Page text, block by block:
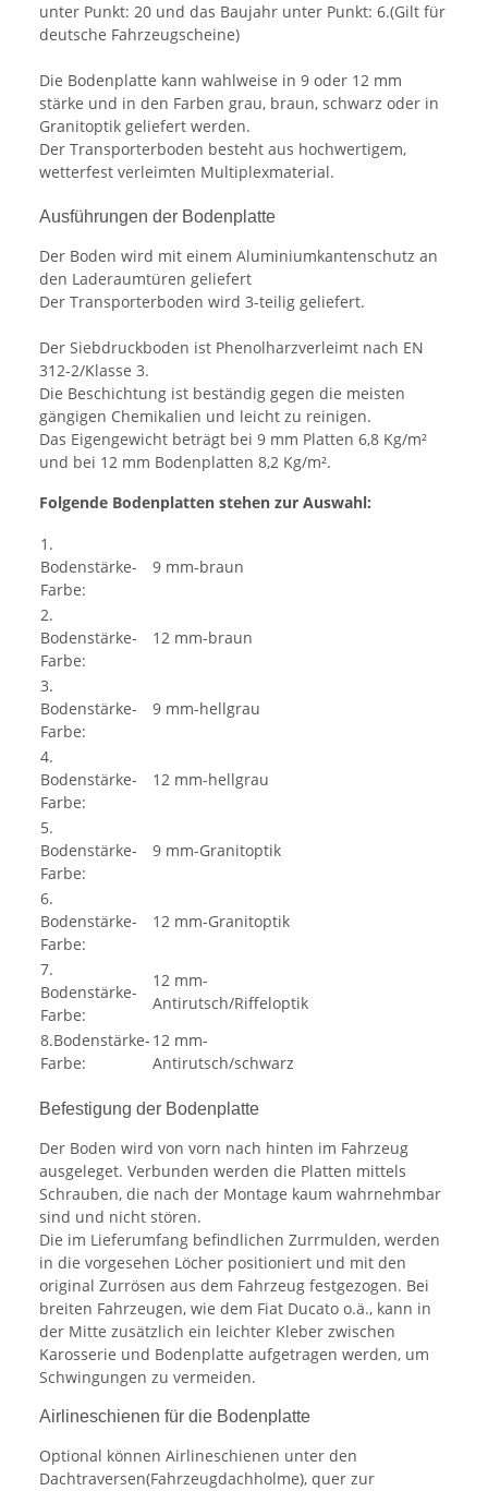
unter Punkt: 20 und das Baujahr unter Punkt: 6.(Gilt für
deutsche Fahrzeugscheine)
Die Bodenplatte kann wahlweise in 9 oder 12 mm
stärke und in den Farben grau, braun, schwarz oder in
Granitoptik geliefert werden.
Der Transporterboden besteht aus hochwertigem,
wetterfest verleimten Multiplexmaterial.
Ausführungen der Bodenplatte
Der Boden wird mit einem Aluminiumkantenschutz an
den Laderaumtüren geliefert
Der Transporterboden wird 3-teilig geliefert.
Der Siebdruckboden ist Phenolharzverleimt nach EN
312-2/Klasse 3.
Die Beschichtung ist beständig gegen die meisten
gängigen Chemikalien und leicht zu reinigen.
Das Eigengewicht beträgt bei 9 mm Platten 6,8 Kg/m²
und bei 12 mm Bodenplatten 8,2 Kg/m².
Folgende Bodenplatten stehen zur Auswahl:
1.
Bodenstärke-
Farbe:
9 mm-braun
2.
Bodenstärke-
Farbe:
12 mm-braun
3.
Bodenstärke-
Farbe:
9 mm-hellgrau
4.
Bodenstärke-
Farbe:
12 mm-hellgrau
5.
Bodenstärke-
Farbe:
9 mm-Granitoptik
6.
Bodenstärke-
Farbe:
12 mm-Granitoptik
7.
Bodenstärke-
Farbe:
12 mm-
Antirutsch/Riffeloptik
8.Bodenstärke-
Farbe:
12 mm-
Antirutsch/schwarz
Befestigung der Bodenplatte
Der Boden wird von vorn nach hinten im Fahrzeug
ausgeleget. Verbunden werden die Platten mittels
Schrauben, die nach der Montage kaum wahrnehmbar
sind und nicht stören.
Die im Lieferumfang befindlichen Zurrmulden, werden
in die vorgesehen Löcher positioniert und mit den
original Zurrösen aus dem Fahrzeug festgezogen. Bei
breiten Fahrzeugen, wie dem Fiat Ducato o.ä., kann in
der Mitte zusätzlich ein leichter Kleber zwischen
Karosserie und Bodenplatte aufgetragen werden, um
Schwingungen zu vermeiden.
Airlineschienen für die Bodenplatte
Optional können Airlineschienen unter den
Dachtraversen(Fahrzeugdachholme), quer zur